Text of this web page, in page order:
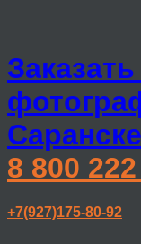
Саранске
8 800
+7(927)175-80-92